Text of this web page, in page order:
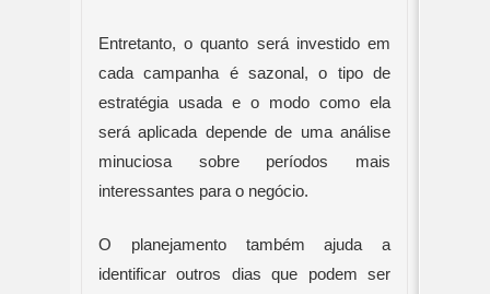
Entretanto, o quanto será investido em
cada campanha é sazonal, o tipo de
estratégia usada e o modo como ela
será aplicada depende de uma análise
minuciosa sobre períodos mais
interessantes para o negócio.
O planejamento também ajuda a
identificar outros dias que podem ser